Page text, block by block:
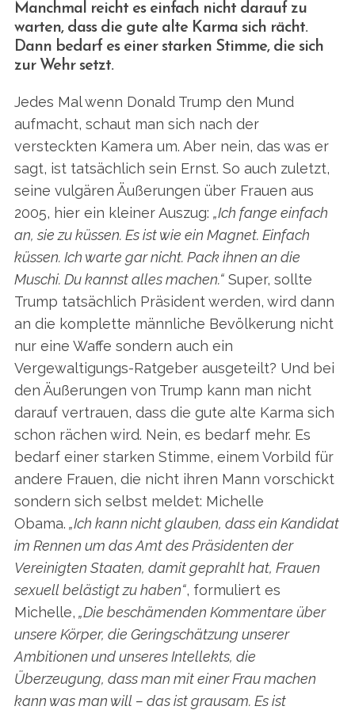
Manchmal reicht es einfach nicht darauf zu
warten, dass die gute alte Karma sich rächt.
Dann bedarf es einer starken Stimme, die sich
zur Wehr setzt.
Jedes Mal wenn Donald Trump den Mund
aufmacht, schaut man sich nach der
versteckten Kamera um. Aber nein, das was er
sagt, ist tatsächlich sein Ernst. So auch zuletzt,
seine vulgären Äußerungen über Frauen aus
2005, hier ein kleiner Auszug: „Ich fange einfach
an, sie zu küssen. Es ist wie ein Magnet. Einfach
küssen. Ich warte gar nicht. Pack ihnen an die
Muschi. Du kannst alles machen.“Super, sollte
Trump tatsächlich Präsident werden, wird dann
an die komplette männliche Bevölkerung nicht
nur eine Waffe sondern auch ein
Vergewaltigungs-Ratgeber ausgeteilt? Und bei
den Äußerungen von Trump kann man nicht
darauf vertrauen, dass die gute alte Karma sich
schon rächen wird. Nein, es bedarf mehr. Es
bedarf einer starken Stimme, einem Vorbild für
andere Frauen, die nicht ihren Mann vorschickt
sondern sich selbst meldet: Michelle
Obama. „Ich kann nicht glauben, dass ein Kandidat
im Rennen um das Amt des Präsidenten der
Vereinigten Staaten, damit geprahlt hat, Frauen
sexuell belästigt zu haben“, formuliert es
Michelle, „Die beschämenden Kommentare über
unsere Körper, die Geringschätzung unserer
Ambitionen und unseres Intellekts, die
Überzeugung, dass man mit einer Frau machen
kann was man will – das ist grausam. Es ist